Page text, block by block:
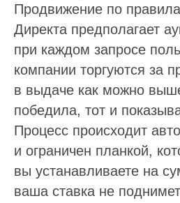
Продвижение по
Директа предполагает
при каждом запросе
компании торгуются за
в выдаче как можно
победила, тот и
Процесс происходит
и ограничен планкой,
вы устанавливаете на
ваша ставка не